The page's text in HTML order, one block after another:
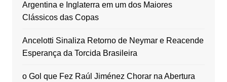
Argentina e Inglaterra em um dos Maiores
Clássicos das Copas
Ancelotti Sinaliza Retorno de Neymar e Reacende
Esperança da Torcida Brasileira
o Gol que Fez Raúl Jiménez Chorar na Abertura